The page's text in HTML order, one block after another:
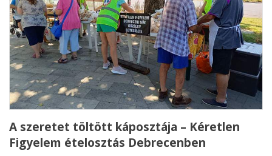
A szeretet töltött káposztája – Kéretlen
Figyelem ételosztás Debrecenben